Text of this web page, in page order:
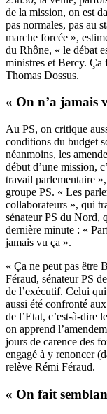
de la mission, on est
pas normales, pas au
marche forcée »,
du Rhône, « le débat
ministres et Bercy. Ça
Thomas Dossus.
« On n’a jamais
Au PS, on critique
conditions du budget
néanmoins, les
début d’une mission,
travail parlementaire
groupe PS. « Les
collaborateurs », qui
sénateur PS du Nord,
dernière minute : «
jamais vu ça ».
« Ça ne peut pas être
Féraud, sénateur PS
de l’exécutif. Celui
aussi été confronté
de l’Etat, c’est-à-dire
on apprend
jours de carence des
engagé à y renoncer
relève Rémi Féraud.
« On fait